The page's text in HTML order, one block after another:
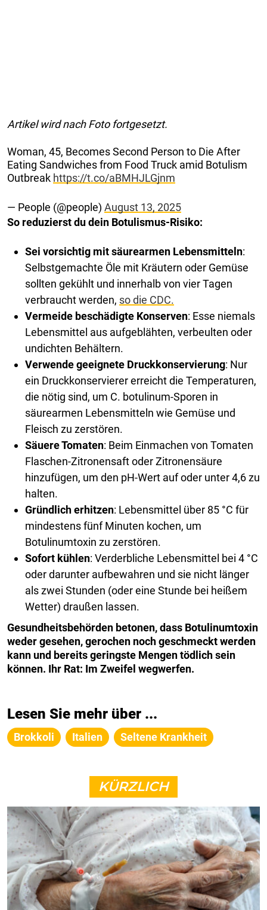
Artikel wird nach Foto fortgesetzt.
Woman, 45, Becomes Second Person to Die After
Eating Sandwiches from Food Truck amid Botulism
Outbreak https://t.co/aBMHJLGjnm
— People (@people) August 13, 2025
So reduzierst du dein Botulismus-Risiko:
Sei vorsichtig mit säurearmen Lebensmitteln:
Selbstgemachte Öle mit Kräutern oder Gemüse
sollten gekühlt und innerhalb von vier Tagen
verbraucht werden, so die CDC.
Vermeide beschädigte Konserven: Esse niemals
Lebensmittel aus aufgeblähten, verbeulten oder
undichten Behältern.
Verwende geeignete Druckkonservierung: Nur
ein Druckkonservierer erreicht die Temperaturen,
die nötig sind, um C. botulinum-Sporen in
säurearmen Lebensmitteln wie Gemüse und
Fleisch zu zerstören.
Säuere Tomaten: Beim Einmachen von Tomaten
Flaschen-Zitronensaft oder Zitronensäure
hinzufügen, um den pH-Wert auf oder unter 4,6 zu
halten.
Gründlich erhitzen: Lebensmittel über 85 °C für
mindestens fünf Minuten kochen, um
Botulinumtoxin zu zerstören.
Sofort kühlen: Verderbliche Lebensmittel bei 4 °C
oder darunter aufbewahren und sie nicht länger
als zwei Stunden (oder eine Stunde bei heißem
Wetter) draußen lassen.
Gesundheitsbehörden betonen, dass Botulinumtoxin
weder gesehen, gerochen noch geschmeckt werden
kann und bereits geringste Mengen tödlich sein
können. Ihr Rat: Im Zweifel wegwerfen.
Lesen Sie mehr über ...
Brokkoli Italien Seltene Krankheit
KÜRZLICH